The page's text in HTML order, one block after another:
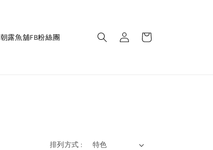
朝露魚舖FB粉絲團
排列方式 :